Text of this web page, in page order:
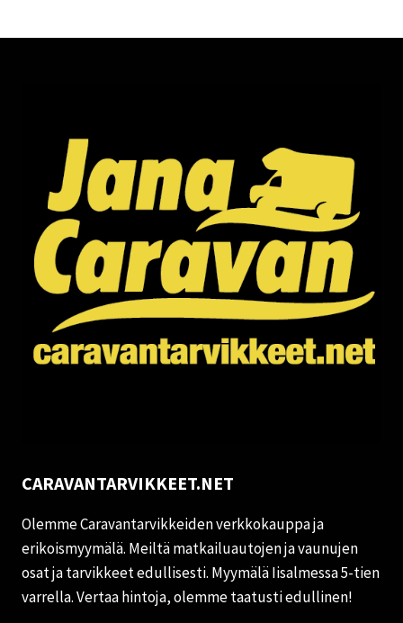
CARAVANTARVIKKEET.NET
Olemme Caravantarvikkeiden verkkokauppa ja
erikoismyymälä. Meiltä matkailuautojen ja vaunujen
osat ja tarvikkeet edullisesti. Myymälä Iisalmessa 5-tien
varrella. Vertaa hintoja, olemme taatusti edullinen!